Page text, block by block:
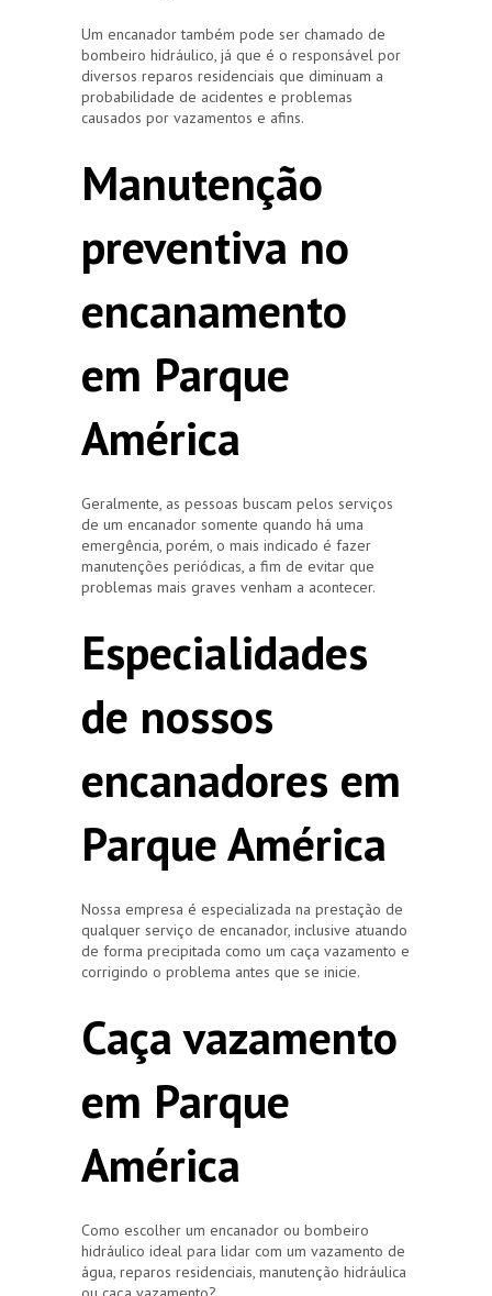
Um encanador também pode ser chamado de
bombeiro hidráulico, já que é o responsável por
diversos reparos residenciais que diminuam a
probabilidade de acidentes e problemas
causados por vazamentos e afins.
Manutenção
preventiva no
encanamento
em Parque
América
Geralmente, as pessoas buscam pelos serviços
de um encanador somente quando há uma
emergência, porém, o mais indicado é fazer
manutenções periódicas, a fim de evitar que
problemas mais graves venham a acontecer.
Especialidades
de nossos
encanadores em
Parque América
Nossa empresa é especializada na prestação de
qualquer serviço de encanador, inclusive atuando
de forma precipitada como um caça vazamento e
corrigindo o problema antes que se inicie.
Caça vazamento
em Parque
América
Como escolher um encanador ou bombeiro
hidráulico ideal para lidar com um vazamento de
água, reparos residenciais, manutenção hidráulica